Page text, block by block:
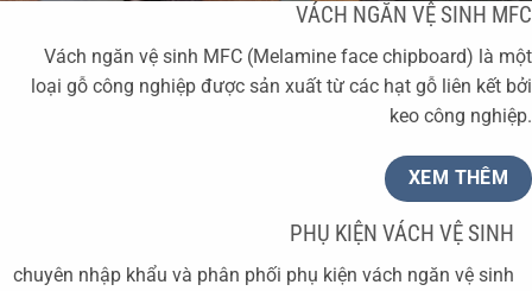
VÁCH NGĂN VỆ SINH MFC
Vách ngăn vệ sinh MFC (Melamine face chipboard) là một
loại gỗ công nghiệp được sản xuất từ các hạt gỗ liên kết bởi
keo công nghiệp.
XEM THÊM
PHỤ KIỆN VÁCH VỆ SINH
chuyên nhập khẩu và phân phối phụ kiện vách ngăn vệ sinh